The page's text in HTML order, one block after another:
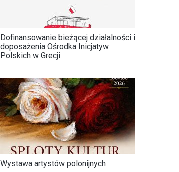
Dofinansowanie bieżącej działalności i
doposażenia Ośrodka Inicjatyw
Polskich w Grecji
Wystawa artystów polonijnych